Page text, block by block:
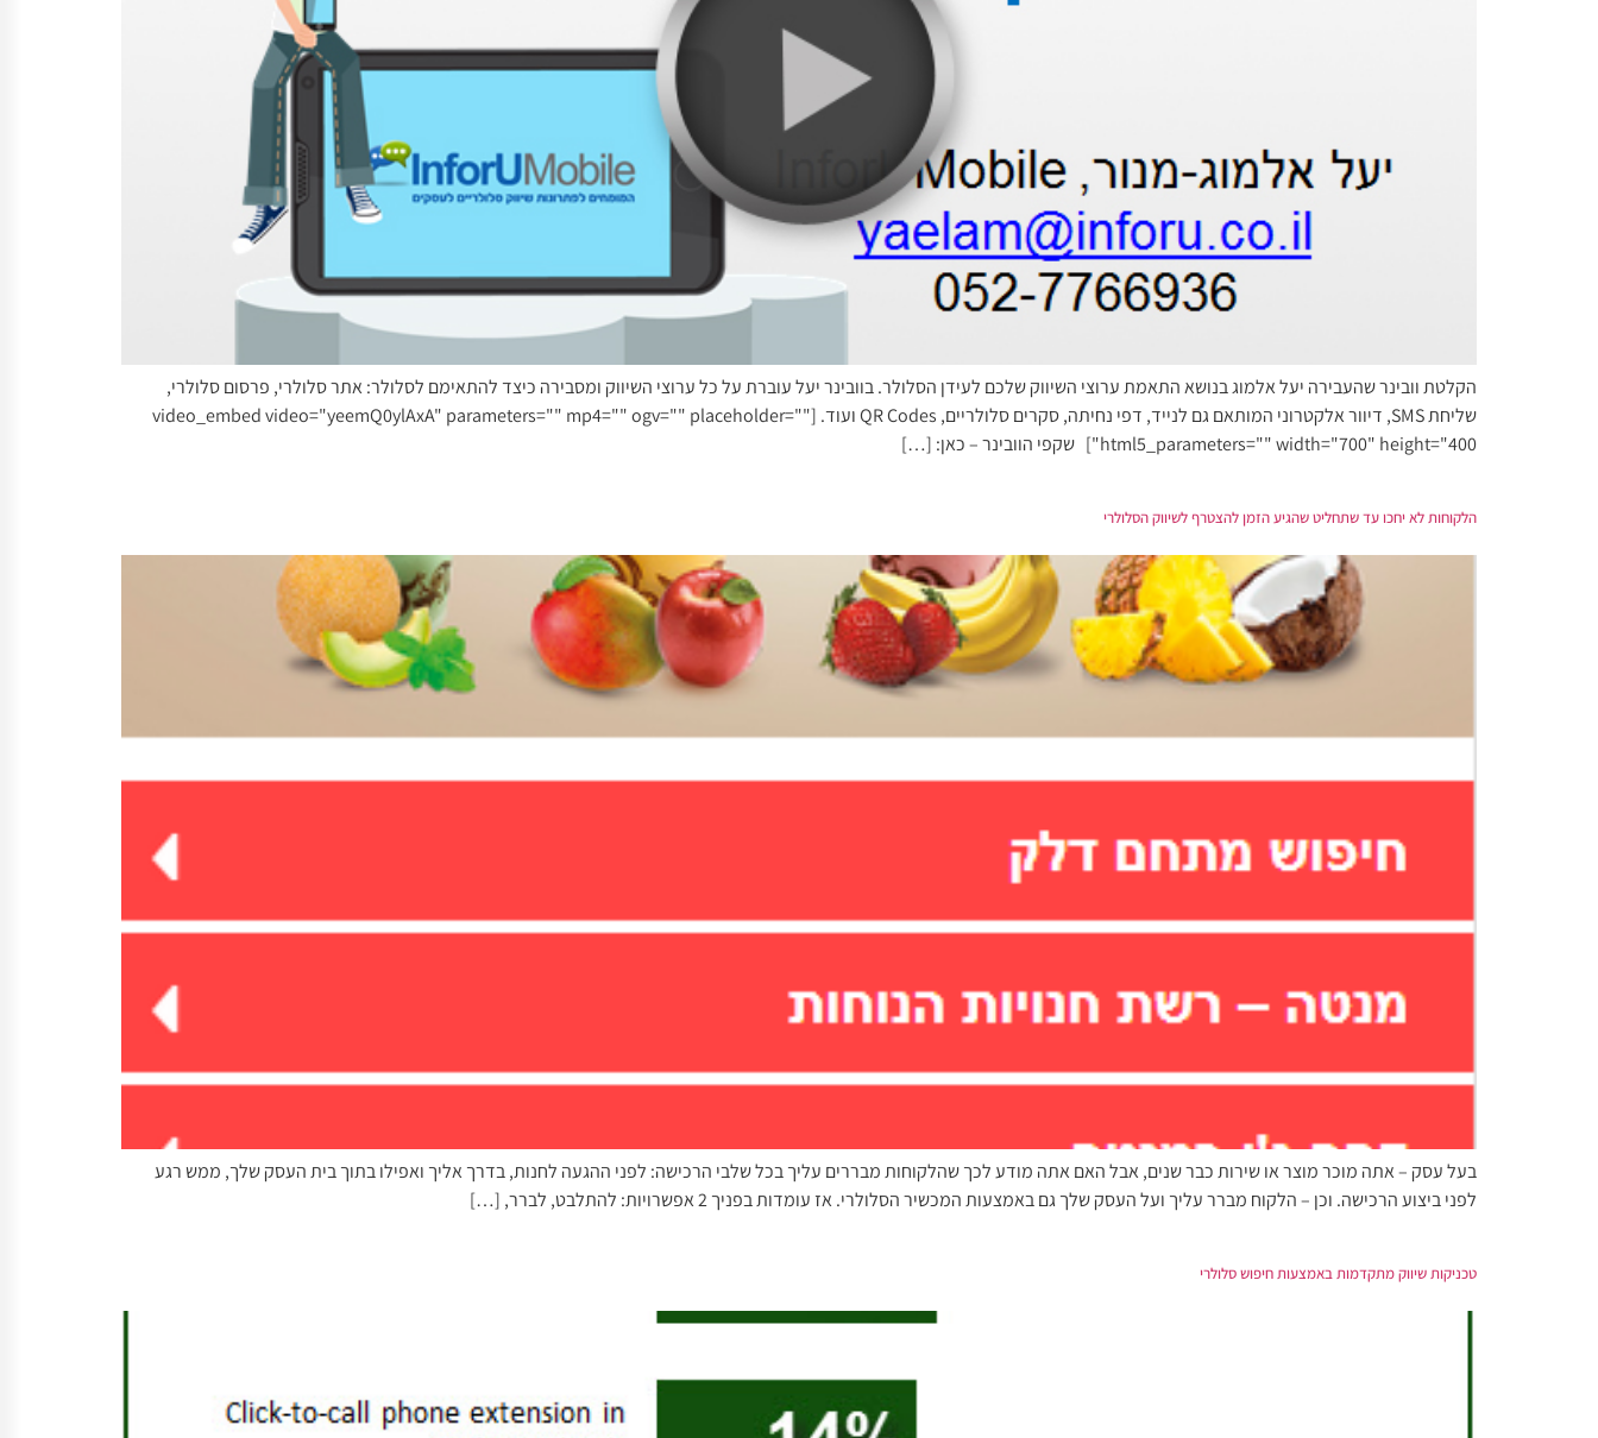
הקלטת וובינר שהעבירה יעל אלמוג בנושא התאמת ערוצי השיווק שלכם לעידן הסלולר. בוובינר יעל עוברת על כל ערוצי השיווק ומסבירה כיצד להתאימם לסלולר: אתר סלולרי, פרסום סלולרי,
שליחת SMS, דיוור אלקטרוני המותאם גם לנייד, דפי נחיתה, סקרים סלולריים, QR Codes ועוד. [video_embed video="yeemQ0ylAxA" parameters="" mp4="" ogv="" placeholder=""
html5_parameters="" width="700" height="400"] שקפי הוובינר – כאן: […]
הלקוחות לא יחכו עד שתחליט שהגיע הזמן להצטרף לשיווק הסלולרי
בעל עסק – אתה מוכר מוצר או שירות כבר שנים, אבל האם אתה מודע לכך שהלקוחות מבררים עליך בכל שלבי הרכישה: לפני ההגעה לחנות, בדרך אליך ואפילו בתוך בית העסק שלך, ממש רגע
לפני ביצוע הרכישה. וכן – הלקוח מברר עליך ועל העסק שלך גם באמצעות המכשיר הסלולרי. אז עומדות בפניך 2 אפשרויות: להתלבט, לברר, […]
טכניקות שיווק מתקדמות באמצעות חיפוש סלולרי